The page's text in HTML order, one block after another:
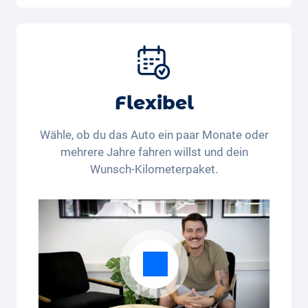
Flexibel
Wähle, ob du das Auto ein paar Monate oder
mehrere Jahre fahren willst und dein
Wunsch-Kilometerpaket.